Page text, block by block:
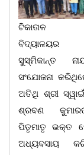
ଟିକାତାଳ
ସୁସ୍ମିକାନ୍ତ
ସଂଯୋଜନା
ଅତିଥି ଶ୍ରୀ ସ୍ୱାଇଁ
ଶ୍ରବଣ
ପିତୃମାତୃ ଭକ୍ତ
ଅଧ୍ୟବସାୟ